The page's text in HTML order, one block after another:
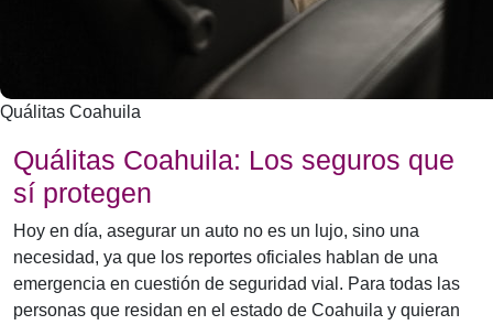
Quálitas Coahuila
Quálitas Coahuila: Los seguros que
sí protegen
Hoy en día, asegurar un auto no es un lujo, sino una
necesidad, ya que los reportes oficiales hablan de una
emergencia en cuestión de seguridad vial. Para todas las
personas que residan en el estado de Coahuila y quieran